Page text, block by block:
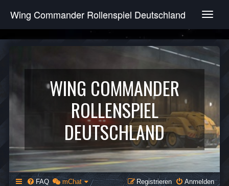
T
g
e
v
g
a
t
i
o
n
Wing Commander Rollenspiel Deutschland
WING COMMANDER
ROLLENSPIEL
DEUTSCHLAND
FAQ mChat Anmelden
Registrieren